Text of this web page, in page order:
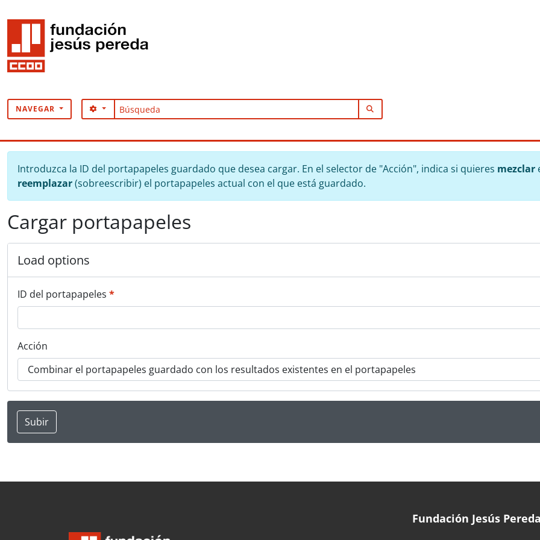
NAVEGAR Búsqueda
SEARCH OPTIONS
Introduzca la ID del portapapeles guardado que desea cargar. En el selector de "Acción", indica si quieres mezclar
reemplazar(sobreescribir) el portapapeles actual con el que está guardado.
Cargar portapapeles
Load options
ID del portapapeles *This field is required.
Acción
Fundación Jesús